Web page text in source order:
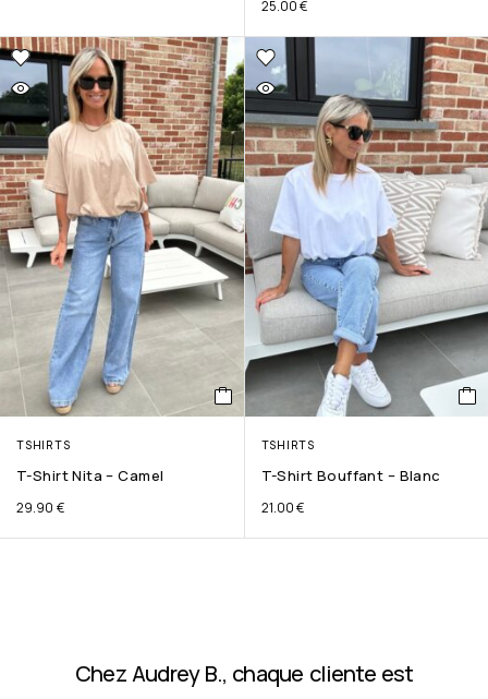
25.00€
TSHIRTS
T-Shirt Nita – Camel
29.90 €
TSHIRTS
T-Shirt Bouffant – Blanc
21.00€
Chez Audrey B., chaque cliente est